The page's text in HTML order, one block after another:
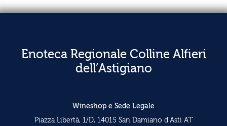
Enoteca Regionale Colline Alfieri
dell’Astigiano
Wineshop e Sede Legale
Piazza Libertà, 1/D, 14015 San Damiano d’Asti AT